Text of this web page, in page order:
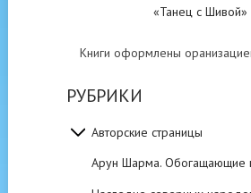
«Танец с Шивой»
Книги оформлены
РУБРИКИ
Авторские страницы
Арун Шарма. Обогащающие